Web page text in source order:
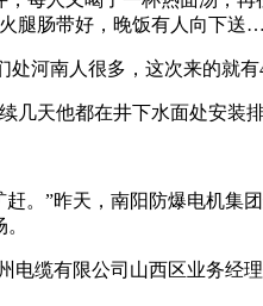
腿肠带好，晚饭有人向下
河南人很多，这次来的就
天他都在井下水面处安装
。”昨天，南阳防爆电机
缆有限公司山西区业务